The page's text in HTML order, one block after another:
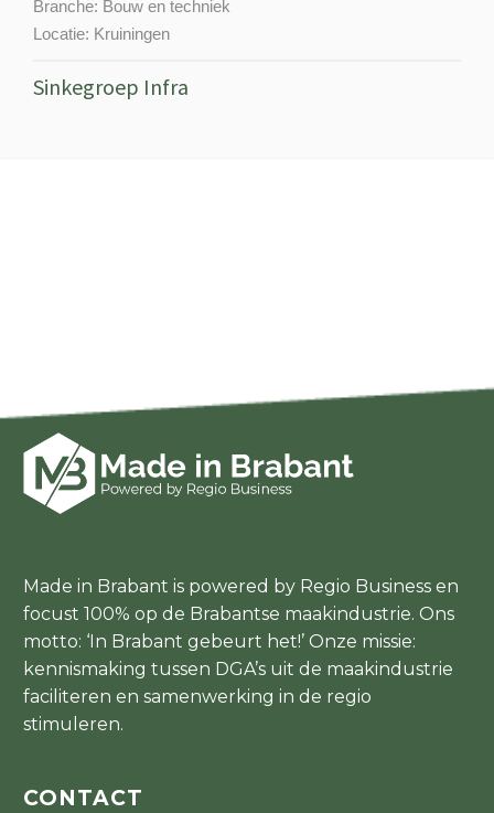
Branche: Bouw en techniek
Locatie: Kruiningen
Sinkegroep Infra
Made in Brabant is powered by Regio Business en
focust 100% op de Brabantse maakindustrie. Ons
motto: ‘In Brabant gebeurt het!’ Onze missie:
kennismaking tussen DGA’s uit de maakindustrie
faciliteren en samenwerking in de regio
stimuleren.
CONTACT